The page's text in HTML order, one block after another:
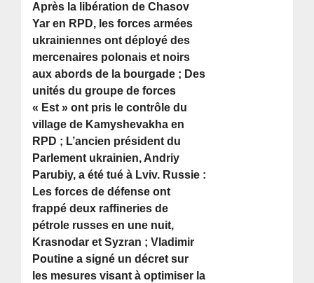
Après la libération de Chasov
Yar en RPD, les forces armées
ukrainiennes ont déployé des
mercenaires polonais et noirs
aux abords de la bourgade ; Des
unités du groupe de forces
« Est » ont pris le contrôle du
village de Kamyshevakha en
RPD ; L’ancien président du
Parlement ukrainien, Andriy
Parubiy, a été tué à Lviv. Russie :
Les forces de défense ont
frappé deux raffineries de
pétrole russes en une nuit,
Krasnodar et Syzran ; Vladimir
Poutine a signé un décret sur
les mesures visant à optimiser la